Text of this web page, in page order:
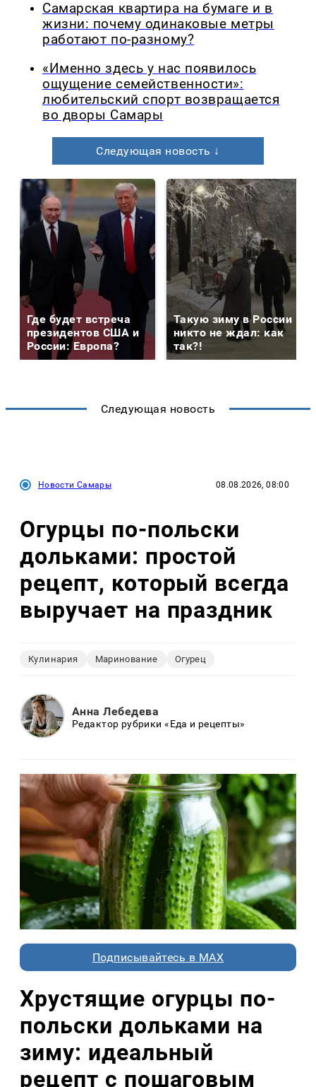
Самарская квартира на бумаге и в
жизни: почему одинаковые метры
работают по-разному?
«Именно здесь у нас появилось
ощущение семейственности»:
любительский спорт возвращается
во дворы Самары
Следующая новость ↓
Где будет встреча
президентов США и
России: Европа?
Такую зиму в России
никто не ждал: как
так?!
Следующая новость
Новости Самары 08.08.2026, 08:00
Огурцы по‑польски
дольками: простой
рецепт, который всегда
выручает на праздник
Кулинария Маринование Огурец
Анна Лебедева
Редактор рубрики «Еда и рецепты»
Подписывайтесь в MAX
Хрустящие огурцы по-
польски дольками на
зиму: идеальный
рецепт с пошаговым